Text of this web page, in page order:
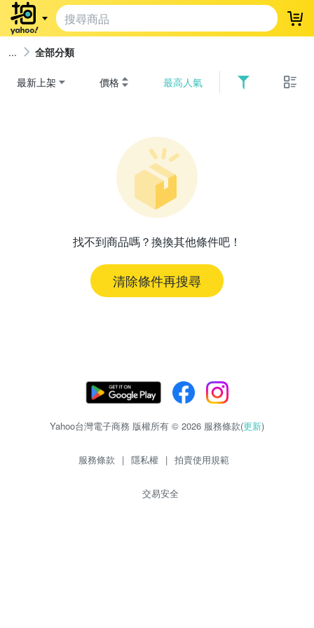
登
全部分類
最新上架 價格 最高人氣
找不到商品嗎？換換其他條件吧！
清除條件再搜尋
Yahoo台灣電子商務 版權所有 © 2026 服務條款(更新)
服務條款 | 隱私權 | 拍賣使用規範
交易安全